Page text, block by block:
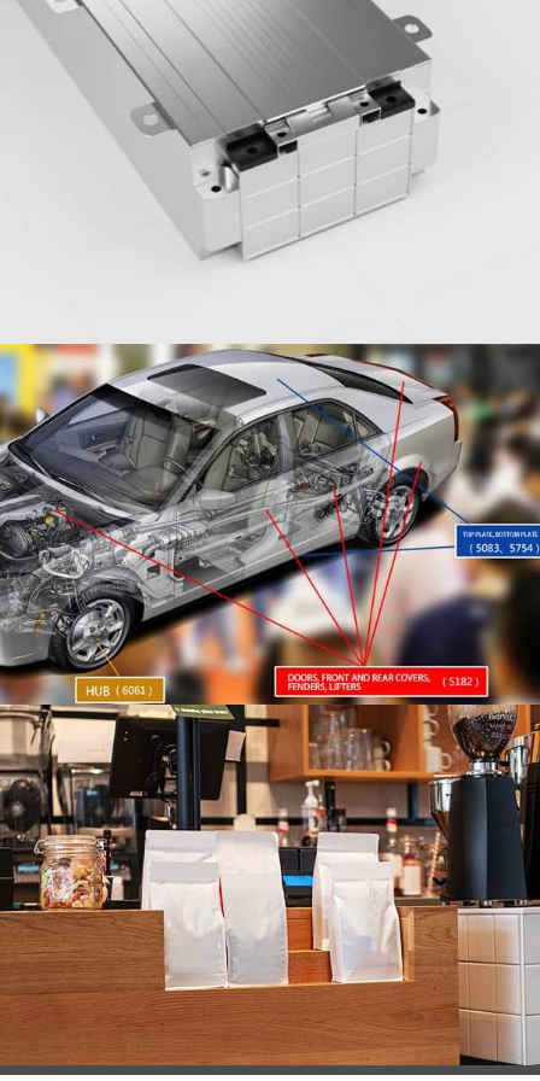
Araba için Alüminyum Levha
Otomobil hafifliğinin temsili bir malzemesi olarak,
Alüminyum, otomobil gövdesinin ağırlığını azaltmak
için otomobil endüstrisinin gelişimi için önemli bir
hammadde haline gelmiştir..
Tazeliğin Kilidini Açın: Çok Yönlülüğünü
Keşfedin 8011 Üstün Esnek Ambalaj için
Isıl Yapışmalı Alüminyum Folyo
Kullanmak 8011 Gıda ve ilaç ürünlerini güçlü
sızdırmazlıkla korumak için esnek ambalajlara yönelik
ısıl yapışmalı alüminyum folyo, nem direnci, ve yüksek
bariyer özellikleri.